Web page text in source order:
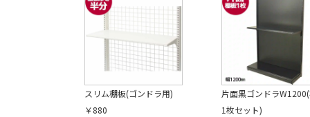
スリム棚板(ゴンドラ用)
￥880
片面黒ゴンドラ
1枚セット)